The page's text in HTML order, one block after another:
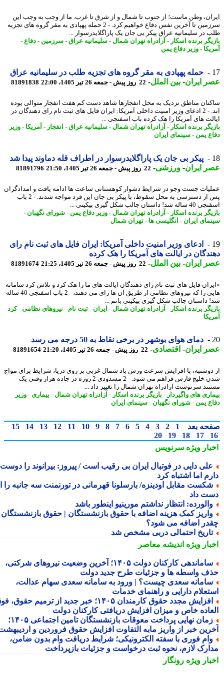
وطن ماست؛ از جنوب تا شمال و از شرق تا غرب. ما از وجب به وجب این
سرزمین تا آخرین نفس دفاع خواهیم کرد. - 2 حمله پهپادی به مقر گروه های تجزیه
در سلیمانیه عراق پیکر بی جان یک پاراگلایدرسوار ...
برنده اسکار-آزادراه تهران شمال-سلیمانیه عراق- سرزمین -دفاع -
- وزیر دفاع یمن
حمله پهپادی به مقر گروه های تجزیه طلب در سلیمانیه عراق
ایران- بین الملل-22 روز پیش - جمعه 26 تیر 1405، 22:00 81891838
مناطق نزدیک به محل انفجارها شاهد دست کم هفت انفجار متوالی بوده
اند. - 2 ادعای وزیر امنیت داخلی آمریکا: ایران فایل های ثبت نام رای دهندگان در
های آمریکا را هک کرده باب اسفنجی ...
برنده اسکار-آزادراه تهران شمال-سلیمانیه عراق- انفجار-آمریکا- وزیر
یمن -سینمای ایران
پیکر بی جان یک پاراگلایدرسوار در اطراف قله دماوند پیدا شد
ایران- ورزشی-22 روز پیش - جمعه 26 تیر 1405، 21:50 81891796
جست وجو در شرایط دشوار کوهستانی ساعت ها ادامه یافت و امدادگران
پس از دسترسی به محل سقوط، با پیکر بی جان این فرد مواجه شدند. - 2 باب
جالب شکل گیری بیکینی ...
برنده اسکار-آزادراه تهران شمال-وزیر دفاع یمن -شورای نگهبان-
ایران - انگلیسی ها- تهران شمال
ادعای وزیر امنیت داخلی آمریکا: ایران فایل های ثبت نام رای
در ایالت های آمریکا را هک کرده
ایران- بین الملل-22 روز پیش - جمعه 26 تیر 1405، 21:25 81891674
فایل های ثبت نام رای دهندگان ایالت های ما را هک کرد و تلاش کرد سامانه
هایی را که نیروهای نظامی از طریق آن ها رای می دهند، - 2 باب اسفنجی 40 ساله
داستان جالب شکل گیری بیکینی باتم ...
برنده اسکار-آزادراه تهران شمال-ایران - ثبت نام-نیروهای نظامی-کرد-
دمای هوای بوشهر در برخی نقاط به 50 درجه می رسد
ایران- اقتصادی-22 روز پیش - جمعه 26 تیر 1405، 21:20 81891654
با افزایش سرعت وزش باد شمال غربی بر روی دریا، شرایط برای مواج
شدن خلیج فارس فراهم می شود. - 2 مسدودی 2 روزه در جاده هراز وقتی یک
سرنوشت آزادراه تهران شمال را تغییر داد ...
های واگیردار-بازیگر برنده اسکار-آزادراه تهران شمال-بیماری- وزیر
یمن -شورای نگهبان-سینمای ایران
بعد 1
2
3
4
5
6
7
8
9
10
11
12
13
14
15
17
18
19
20
ویژهسرنویس
دایی در فوتبال ایران بی رقیب است / پیروز: بیرانوند را دوست
اما اشتباه کرد
مقابل اودینزه/ بارسلونا قهرمانی در تورنمنت سه جانبه را از
داد
انتظار نداشتم مورینیو اینطور باشد
کمک هزینه اضافه با حقوق بازنشستگان | حقوق بازنشستگان
اضافه می شود؟
احتمالی دربی مشخص شد
ویژهاندیشه معاصر
ساماندهی کارکنان دولت ۱۴۰۵؛ آخرین وضعیت نیروهای شرکتی،
واسطه ها و جزئیات طرح جدید دولت
سعدی چیست؟ | ورود به سامانه سعدی سهام عدالت،
دارایی و راهنمای خدمات
افزایش مجدد حقوق کارمندان ۱۴۰۵؛ خبر جدید از ترمیم حقوق، فوق
خاص و میزان افزایش دریافتی کارکنان دولت
زمان نهایی پرداخت معوقات بازنشستگان تامین اجتماعی ۱۴۰۵؛
خبر از واریز مابه التفاوت افزایش حقوق فروردین و اردیبهشت
فوری با سفته الکترونیکی؛ شرایط دریافت وام بدون ضامن،
لازم، نحوه ثبت درخواست و جزئیات بازپرداخت
ویژهرونگار